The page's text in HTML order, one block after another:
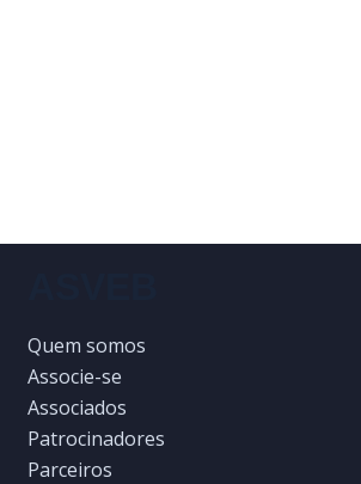
Quem somos
Associe-se
Associados
Patrocinadores
Parceiros